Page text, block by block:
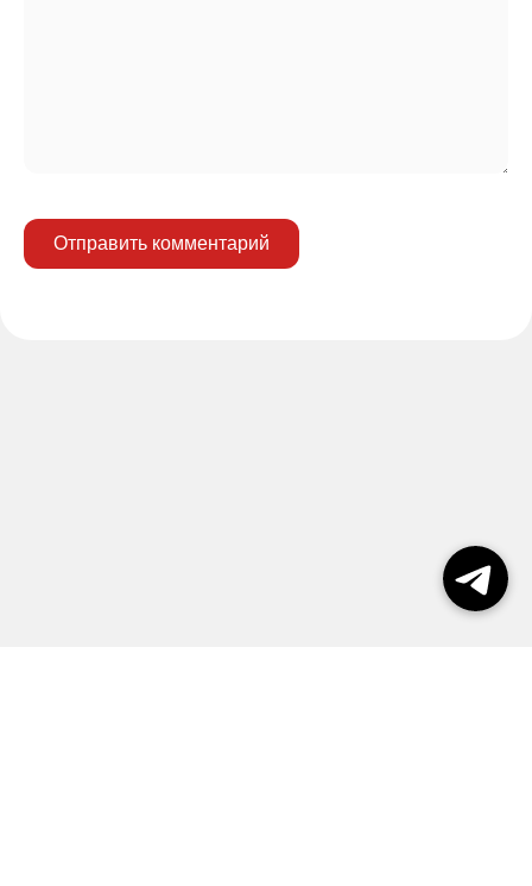
Отправить комментарий